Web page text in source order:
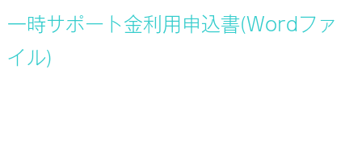
一時サポート金利用申込書(Wordファ
イル)